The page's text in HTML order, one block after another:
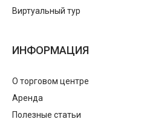
Виртуальный тур
ИНФОРМАЦИЯ
О торговом центре
Аренда
Полезные статьи